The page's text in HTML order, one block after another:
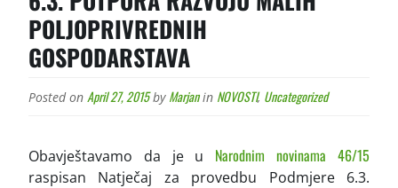
POLJOPRIVREDNIH
GOSPODARSTAVA
Posted on April 27, 2015 by Marjan in NOVOSTI, Uncategorized
Obavještavamo da je u Narodnim novinama 46/15
raspisan Natječaj za provedbu Podmjere 6.3.